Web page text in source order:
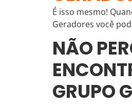
É isso mesmo!
Geradores você
NÃO
GRUPO